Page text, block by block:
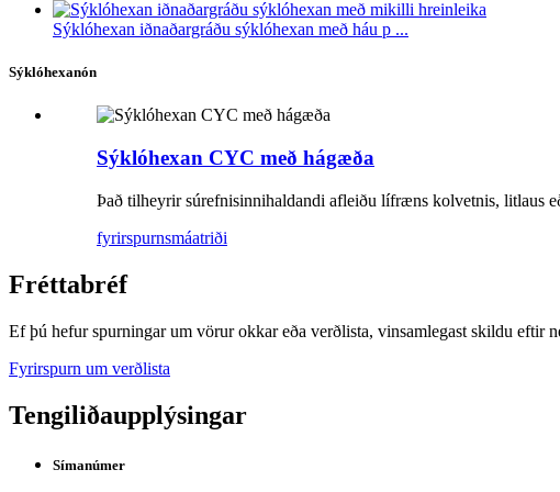
Sýklóhexan iðnaðargráðu sýklóhexan með háu p ...
Sýklóhexanón
Sýklóhexan CYC með hágæða
Það tilheyrir súrefnisinnihaldandi afleiðu lífræns kolvetnis, litlaus
fyrirspurnsmáatriði
Fréttabréf
Ef þú hefur spurningar um vörur okkar eða verðlista, vinsamlegast skildu eftir
Fyrirspurn um verðlista
Tengiliðaupplýsingar
Símanúmer